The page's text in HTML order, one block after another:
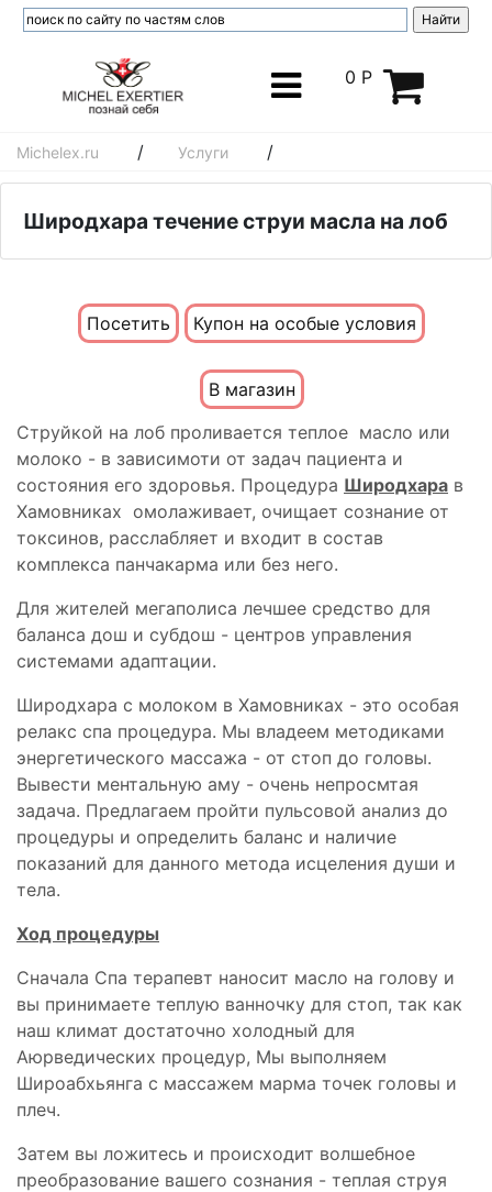
0 Р
Michelex.ru / Услуги /
Широдхара течение струи масла на лоб
Посетить Купон на особые условия
В магазин
Струйкой на лоб проливается теплое масло или
молоко - в зависимоти от задач пациента и
состояния его здоровья. Процедура Широдхара в
Хамовниках омолаживает, очищает сознание от
токсинов, расслабляет и входит в состав
комплекса панчакарма или без него.
Для жителей мегаполиса лечшее средство для
баланса дош и субдош - центров управления
системами адаптации.
Широдхара с молоком в Хамовниках - это особая
релакс спа процедура. Мы владеем методиками
энергетического массажа - от стоп до головы.
Вывести ментальную аму - очень непросмтая
задача. Предлагаем пройти пульсовой анализ до
процедуры и определить баланс и наличие
показаний для данного метода исцеления души и
тела.
Ход процедуры
Сначала Спа терапевт наносит масло на голову и
вы принимаете теплую ванночку для стоп, так как
наш климат достаточно холодный для
Аюрведических процедур, Мы выполняем
Широабхьянга с массажем марма точек головы и
плеч.
Затем вы ложитесь и происходит волшебное
преобразование вашего сознания - теплая струя